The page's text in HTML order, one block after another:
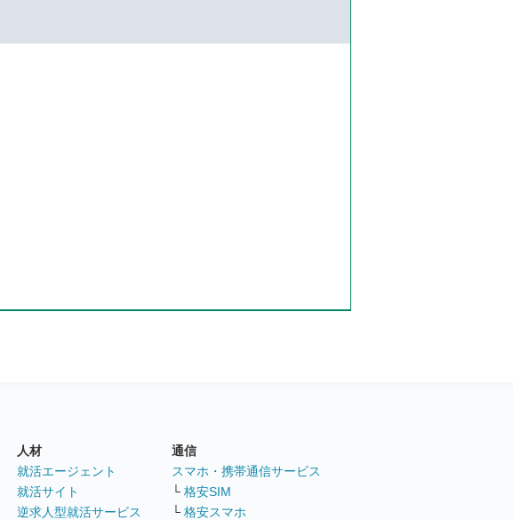
人材
就活エージェント
就活サイト
逆求人型就活サービス
通信
スマホ・携帯通信サービス
└ 格安SIM
└ 格安スマホ